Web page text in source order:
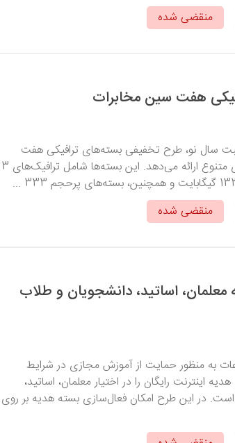
منقضی شده
هفت سین مخابرات
سال نو، طرح تخفیفی بسته‌های ترافیکی هفت
سین را با حجم‌ها و قیمت‌های متنوع ارائه می‌دهد. این بسته‌ها شامل ترافیک‌های 3
منقضی شده
رایگان 6 ماهه معلمان، اساتید، دانشجویان و طلاب
به منظور حمایت از آموزش مجازی در شرایط
اینترنت رایگان را در اختیار معلمان، اساتید،
است. در این طرح امکان فعال­‌سازی بسته هدیه بر روی